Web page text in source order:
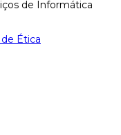
de Informática
Ética